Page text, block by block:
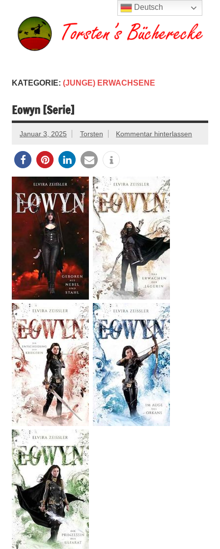
springen
Bücherecke
KATEGORIE: (JUNGE) ERWACHSENE
Eowyn [Serie]
Januar 3, 2025 Torsten Kommentar hinterlassen
Deutsch